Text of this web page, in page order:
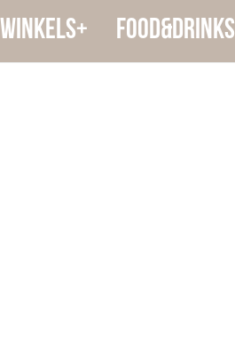
Winkels+ food&drinks